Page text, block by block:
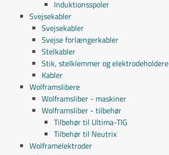
Induktionsspoler
Svejsekabler
Svejsekabler
Svejse forlængerkabler
Stelkabler
Stik, stelklemmer og elektrodeholdere
Kabler
Wolframslibere
Wolframsliber - maskiner
Wolframsliber - tilbehør
Tilbehør til Ultima-TIG
Tilbehør til Neutrix
Wolframelektroder